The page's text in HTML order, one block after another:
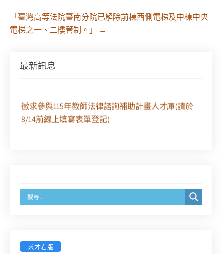
「臺灣高等法院臺南分院已解除前棟西側電梯及中棟中央
電梯之一、二樓管制。」
→
最新訊息
務發展－以自然資源使用權、諮商同意權及原住民
徵求參與115年教師法律諮詢補助計畫人才庫(請於
8/14前線上填寫表單登記)
簡章及報名表件【採通訊報名,115年9月11日止(以郵
戳為憑)】
入校扎根計畫講師之會員(8/14前線上表單登記)
求才看版